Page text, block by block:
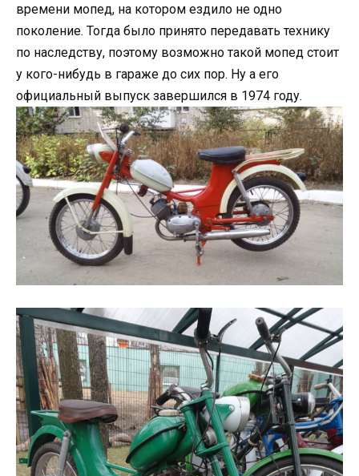
времени мопед, на котором ездило не одно
поколение. Тогда было принято передавать технику
по наследству, поэтому возможно такой мопед стоит
у кого-нибудь в гараже до сих пор. Ну а его
официальный выпуск завершился в 1974 году.